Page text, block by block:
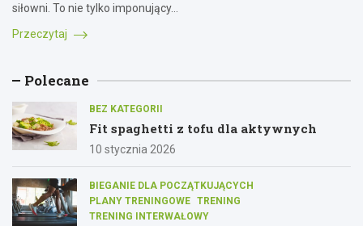
siłowni. To nie tylko imponujący…
Przeczytaj
Polecane
BEZ KATEGORII
Fit spaghetti z tofu dla aktywnych
10 stycznia 2026
BIEGANIE DLA POCZĄTKUJĄCYCH
PLANY TRENINGOWE TRENING
TRENING INTERWAŁOWY